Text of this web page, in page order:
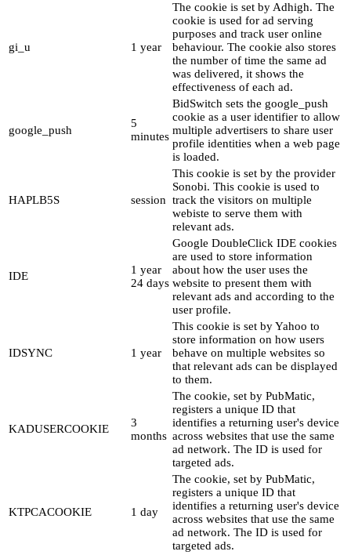
gi_u 1 year
The cookie is set by Adhigh. The
cookie is used for ad serving
purposes and track user online
behaviour. The cookie also stores
the number of time the same ad
was delivered, it shows the
effectiveness of each ad.
google_push
5
minutes
BidSwitch sets the google_push
cookie as a user identifier to allow
multiple advertisers to share user
profile identities when a web page
is loaded.
HAPLB5S session
This cookie is set by the provider
Sonobi. This cookie is used to
track the visitors on multiple
webiste to serve them with
relevant ads.
IDE
1 year
24 days
Google DoubleClick IDE cookies
are used to store information
about how the user uses the
website to present them with
relevant ads and according to the
user profile.
IDSYNC 1 year
This cookie is set by Yahoo to
store information on how users
behave on multiple websites so
that relevant ads can be displayed
to them.
KADUSERCOOKIE
3
months
The cookie, set by PubMatic,
registers a unique ID that
identifies a returning user's device
across websites that use the same
ad network. The ID is used for
targeted ads.
KTPCACOOKIE 1 day
The cookie, set by PubMatic,
registers a unique ID that
identifies a returning user's device
across websites that use the same
ad network. The ID is used for
targeted ads.